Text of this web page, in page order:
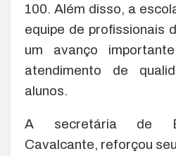
100. Além disso, a
equipe de profissionais
um avanço
atendimento de
alunos.
A secretária de
Cavalcante, reforçou